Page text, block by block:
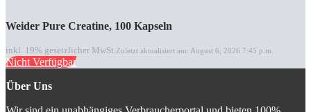
Weider Pure Creatine, 100 Kapseln
inkl. 19% gesetzlicher MwSt. Zuletzt aktualisiert am: August 6, 2026 7:45 p.m.
Nicht Verfügbar
Über Uns